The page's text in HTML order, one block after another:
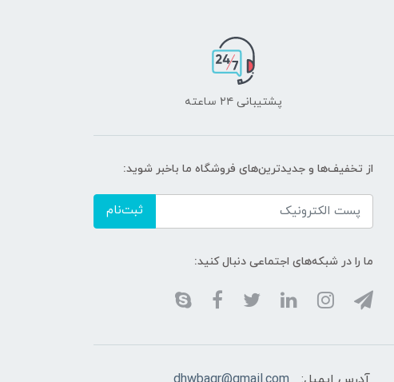
پشتیبانی ۲۴ ساعته
از تخفیف‌ها و جدیدترین‌های فروشگاه ما باخبر شوید:
ثبت‌نام
ما را در شبکه‌های اجتماعی دنبال کنید: